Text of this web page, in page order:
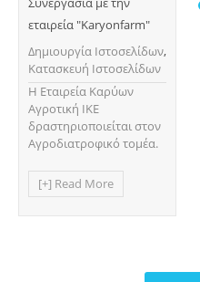
εταιρεία "Karyonfarm"
Δημιουργία Ιστοσελίδων,
Κατασκευή Ιστοσελίδων
H Εταιρεία Καρύων
Αγροτική ΙΚΕ
δραστηριοποιείται στον
Αγροδιατροφικό τομέα.
[+] Read More